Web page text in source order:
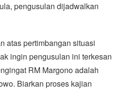
pengusulan dijadwalkan
atas pertimbangan situasi
ingin pengusulan ini terkesan
RM Margono adalah
Biarkan proses kajian